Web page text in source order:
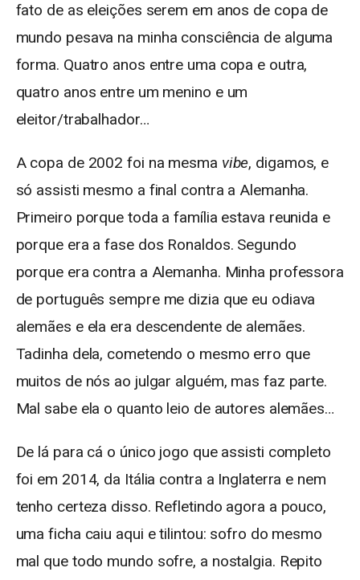
fato de as eleições serem em anos de copa de
mundo pesava na minha consciência de alguma
forma. Quatro anos entre uma copa e outra,
quatro anos entre um menino e um
eleitor/trabalhador…
A copa de 2002 foi na mesma vibe, digamos, e
só assisti mesmo a final contra a Alemanha.
Primeiro porque toda a família estava reunida e
porque era a fase dos Ronaldos. Segundo
porque era contra a Alemanha. Minha professora
de português sempre me dizia que eu odiava
alemães e ela era descendente de alemães.
Tadinha dela, cometendo o mesmo erro que
muitos de nós ao julgar alguém, mas faz parte.
Mal sabe ela o quanto leio de autores alemães…
De lá para cá o único jogo que assisti completo
foi em 2014, da Itália contra a Inglaterra e nem
tenho certeza disso. Refletindo agora a pouco,
uma ficha caiu aqui e tilintou: sofro do mesmo
mal que todo mundo sofre, a nostalgia. Repito